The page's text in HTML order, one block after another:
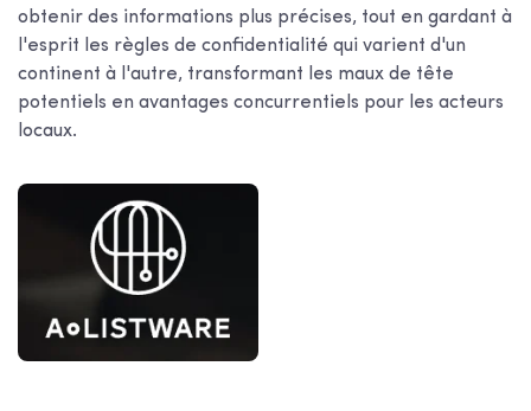
obtenir des informations plus précises, tout en gardant à
l'esprit les règles de confidentialité qui varient d'un
continent à l'autre, transformant les maux de tête
potentiels en avantages concurrentiels pour les acteurs
locaux.